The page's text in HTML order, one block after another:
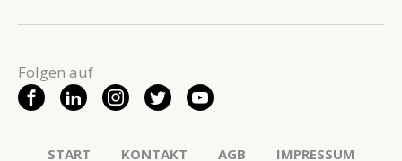
START KONTAKT AGB IMPRESSUM